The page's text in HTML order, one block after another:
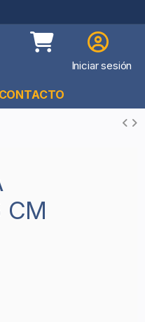
Iniciar sesión
CONTACTO
CM